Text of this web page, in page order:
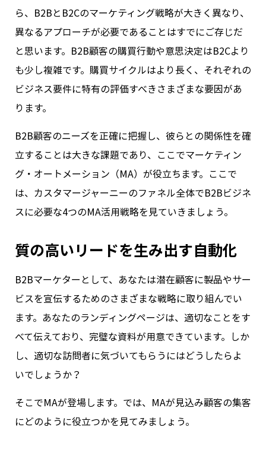
ら、B2BとB2Cのマーケティング戦略が大きく異なり、
異なるアプローチが必要であることはすでにご存じだ
と思います。B2B顧客の購買行動や意思決定はB2Cより
も少し複雑です。購買サイクルはより長く、それぞれの
ビジネス要件に特有の評価すべきさまざまな要因があ
ります。
B2B顧客のニーズを正確に把握し、彼らとの関係性を確
立することは大きな課題であり、ここでマーケティン
グ・オートメーション（MA）が役立ちます。ここで
は、カスタマージャーニーのファネル全体でB2Bビジネ
スに必要な4つのMA活用戦略を見ていきましょう。
質の高いリードを生み出す自動化
B2Bマーケターとして、あなたは潜在顧客に製品やサー
ビスを宣伝するためのさまざまな戦略に取り組んでい
ます。あなたのランディングページは、適切なことをす
べて伝えており、完璧な資料が用意できています。しか
し、適切な訪問者に気づいてもらうにはどうしたらよ
いでしょうか？
そこでMAが登場します。では、MAが見込み顧客の集客
にどのように役立つかを見てみましょう。